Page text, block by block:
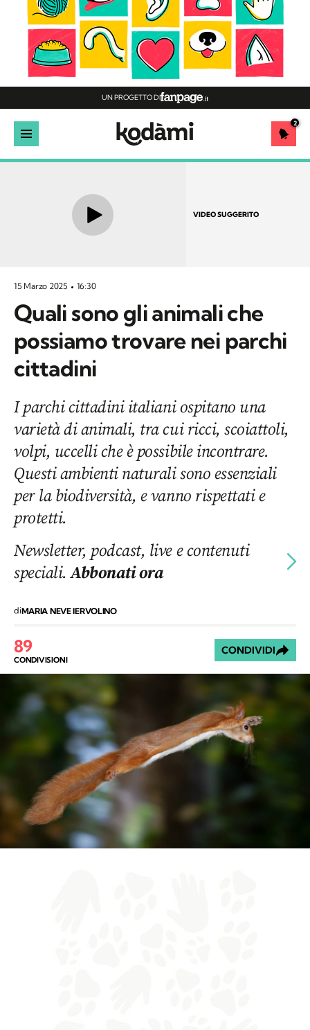
UN PROGETTO DI
2
VIDEO SUGGERITO
15 Marzo 2025 16:30
Quali sono gli animali che
possiamo trovare nei parchi
cittadini
I parchi cittadini italiani ospitano una
varietà di animali, tra cui ricci, scoiattoli,
volpi, uccelli che è possibile incontrare.
Questi ambienti naturali sono essenziali
per la biodiversità, e vanno rispettati e
protetti.
Newsletter, podcast, live e contenuti
speciali.Abbonati ora
diMARIA NEVE IERVOLINO
89
CONDIVISIONI
CONDIVIDI